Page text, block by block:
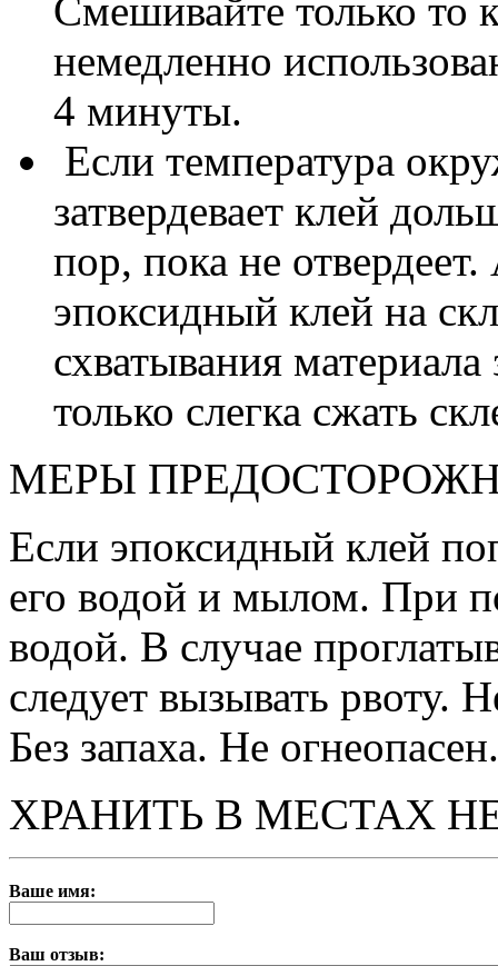
Смешивайте только то
немедленно
4 минуты.
Если температура
затвердевает клей
пор, пока не
эпоксидный клей на
схватывания
только слегка сжать
МЕРЫ
Если эпоксидный клей
его водой и мылом. При
водой. В случае
следует вызывать рвоту.
Без запаха. Не огнеопасен.
ХРАНИТЬ В МЕСТАХ
Ваше имя:
Ваш отзыв: